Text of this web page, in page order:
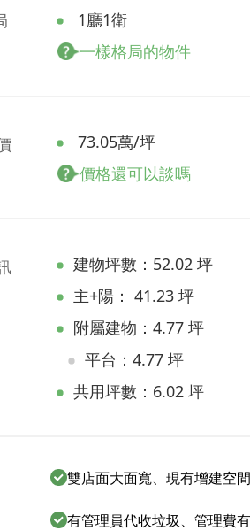
1廳1衛
一樣格局的物件
73.05萬/坪
價格還可以談嗎
建物坪數：52.02 坪
主+陽： 41.23 坪
附屬建物：4.77 坪
平台：4.77 坪
共用坪數：6.02 坪
雙店面大面寬、現有增建空
有管理員代收垃圾、管理費